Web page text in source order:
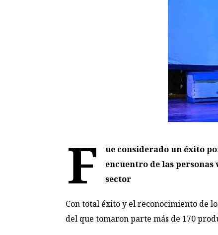
F
ue considerado un éxito
encuentro de las
sector
Con total éxito y el reconocimiento de
del que tomaron parte más de 170